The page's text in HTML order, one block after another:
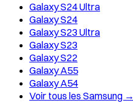
Galaxy S24 Ultra
Galaxy S24
Galaxy S23 Ultra
Galaxy S23
Galaxy S22
Galaxy A55
Galaxy A54
Voir tous les Samsung →